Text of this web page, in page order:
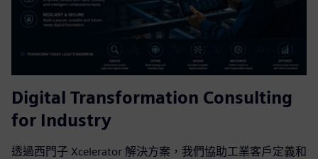
Digital Transformation Consulting
for Industry
透過西門子 Xcelerator 解決方案，我們協助工業客戶定義和